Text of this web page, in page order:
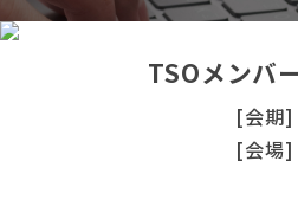
TSOメンバ
[会期]
[会場]